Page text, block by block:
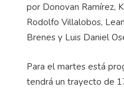
por Donovan Ramírez,
Rodolfo Villalobos,
Brenes y Luis Daniel
Para el martes está
tendrá un trayecto de